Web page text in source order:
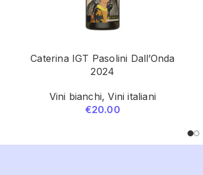
Caterina IGT Pasolini Dall’Onda
2024
Vini bianchi,Vini italiani
€20.00